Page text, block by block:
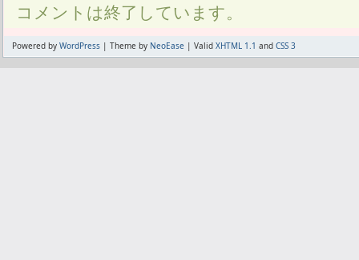
コメントは終了しています。
Powered by WordPress | Theme by NeoEase | Valid XHTML 1.1 and CSS 3